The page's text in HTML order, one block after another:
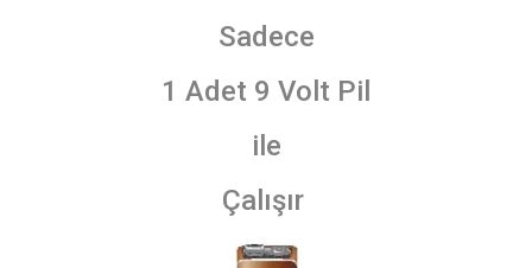
Sadece
1 Adet 9 Volt Pil
ile
Çalışır